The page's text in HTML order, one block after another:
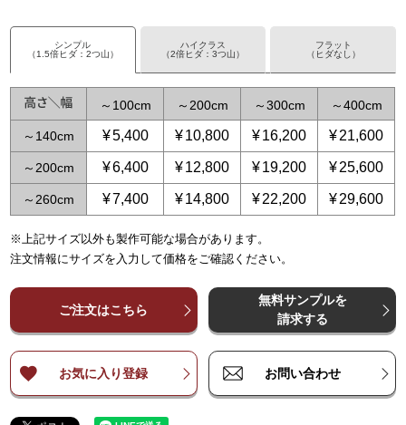
シンプル
（1.5倍ヒダ：2つ山）
～ 100 ～ 200 ～300 ～400
～ 140 ¥5,400 ¥10,800 ¥16,200 ¥21,600
～ 200 ¥6,400 ¥12,800 ¥19,200 ¥25,600
～ 260 ¥7,400 ¥14,800 ¥22,200 ¥29,600
ハイクラス
（2倍ヒダ：3つ山）
～65 ～ 150 ～225
¥6,400 12,800 19,200 ¥ 25,600 ¥
フラット
（ヒダなし）
～125 ～250 ～
¥6,400 12,800 ¥19,200 ¥ 25,600
※上記サイズ以外も製作可能な場合があります。
注文情報にサイズを入力して価格をご確認ください。
ご注文はこちら
無料サンプルを
請求する
お気に入り登録 お問い合わせ